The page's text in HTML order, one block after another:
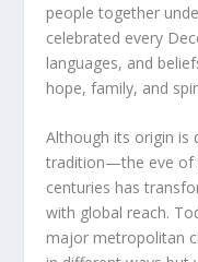
people together
celebrated every
languages, and
hope, family, and
Although its origin is
tradition—the eve of
centuries has
with global reach.
major metropolitan